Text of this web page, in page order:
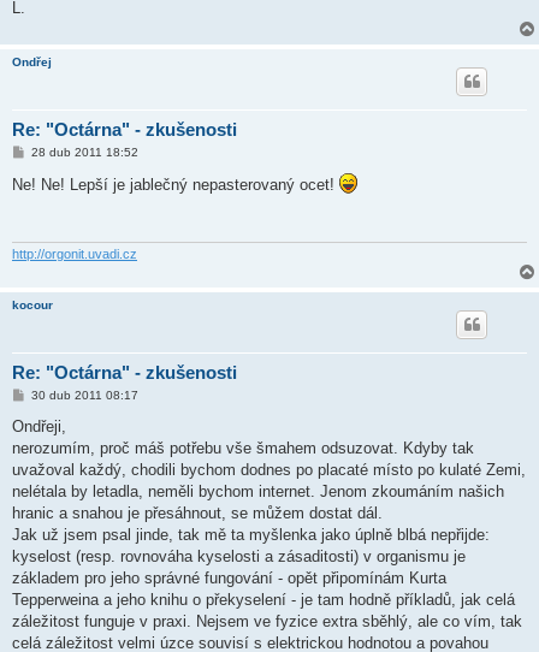
L.
Ondřej
Re: "Octárna" - zkušenosti
P
í
s
e
28 dub 2011 18:52
Ne! Ne! Lepší je jablečný nepasterovaný ocet!
http://orgonit.uvadi.cz
kocour
Re: "Octárna" - zkušenosti
P
í
p
ě
e
k
30 dub 2011 08:17
Ondřeji,
nerozumím, proč máš potřebu vše šmahem odsuzovat. Kdyby tak
uvažoval každý, chodili bychom dodnes po placaté místo po kulaté Zemi,
nelétala by letadla, neměli bychom internet. Jenom zkoumáním našich
hranic a snahou je přesáhnout, se můžem dostat dál.
Jak už jsem psal jinde, tak mě ta myšlenka jako úplně blbá nepřijde:
kyselost (resp. rovnováha kyselosti a zásaditosti) v organismu je
základem pro jeho správné fungování - opět připomínám Kurta
Tepperweina a jeho knihu o překyselení - je tam hodně příkladů, jak celá
záležitost funguje v praxi. Nejsem ve fyzice extra sběhlý, ale co vím, tak
celá záležitost velmi úzce souvisí s elektrickou hodnotou a povahou